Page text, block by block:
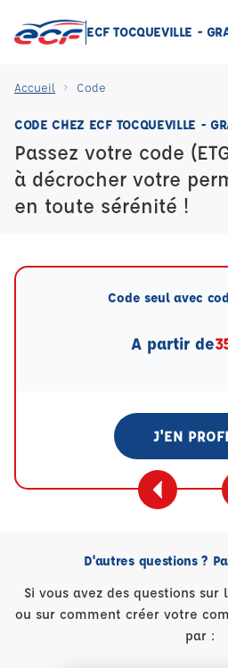
ECF TOCQUEVILLE -
Accueil Code
CODE CHEZ ECF TOCQUEVILLE -
Passez votre code
à décrocher votre
en toute sérénité !
Code seul avec
A partir de
J'EN
D'autres questions ?
Si vous avez des questions
ou sur comment créer votre
par :